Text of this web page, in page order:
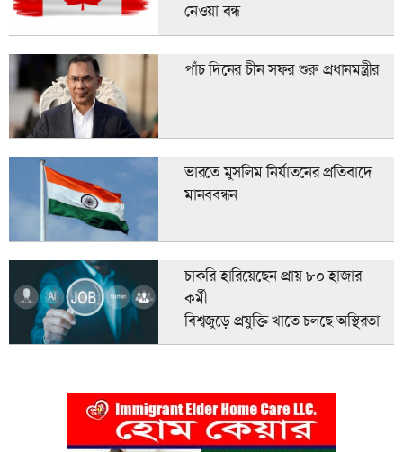
নেওয়া বন্ধ
পাঁচ দিনের চীন সফর শুরু প্রধানমন্ত্রীর
ভারতে মুসলিম নির্যাতনের প্রতিবাদে
মানববন্ধন
চাকরি হারিয়েছেন প্রায় ৮০ হাজার
কর্মী
বিশ্বজুড়ে প্রযুক্তি খাতে চলছে অস্থিরতা